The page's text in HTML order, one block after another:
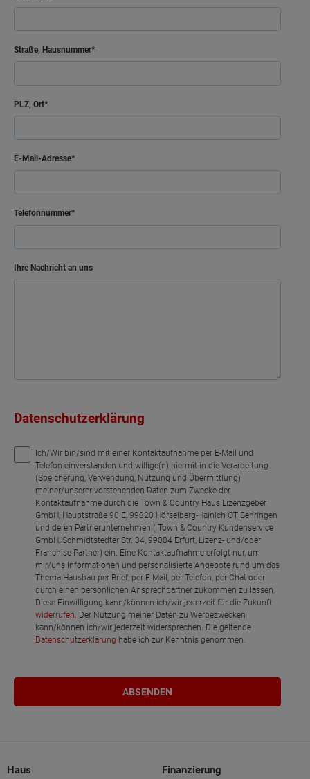
Straße, Hausnummer
PLZ, Ort
E-Mail-Adresse
Telefonnummer
Ihre Nachricht an uns
Datenschutzerklärung
Ich/Wir bin/sind mit einer Kontaktaufnahme per E-Mail und
Telefon einverstanden und willige(n) hiermit in die Verarbeitung
(Speicherung, Verwendung, Nutzung und Übermittlung)
meiner/unserer vorstehenden Daten zum Zwecke der
Kontaktaufnahme durch die Town & Country Haus Lizenzgeber
GmbH, Hauptstraße 90 E, 99820 Hörselberg-Hainich OT Behringen
und deren Partnerunternehmen ( Town & Country Kundenservice
GmbH, Schmidtstedter Str. 34, 99084 Erfurt, Lizenz- und/oder
Franchise-Partner) ein. Eine Kontaktaufnahme erfolgt nur, um
mir/uns Informationen und personalisierte Angebote rund um das
Thema Hausbau per Brief, per E-Mail, per Telefon, per Chat oder
durch einen persönlichen Ansprechpartner zukommen zu lassen.
Diese Einwilligung kann/können ich/wir jederzeit für die Zukunft
widerrufen . Der Nutzung meiner Daten zu Werbezwecken
kann/können ich/wir jederzeit widersprechen. Die geltende
Datenschutzerklärung habe ich zur Kenntnis genommen.
Haus Finanzierung